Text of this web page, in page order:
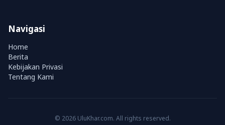
Navigasi
Home
Berita
Kebijakan Privasi
Tentang Kami
© 2026 UluKhar.com. All rights reserved.